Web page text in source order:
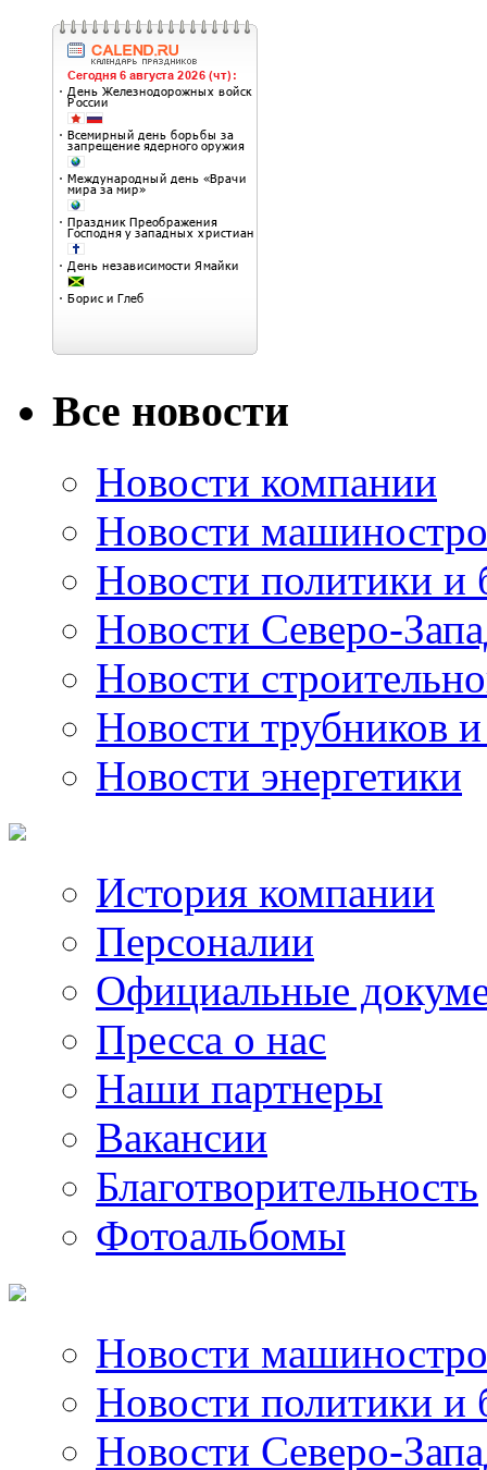
Все новости
Новости компании
Новости
Новости политики и
Новости Северо-
Новости
Новости трубников
Новости энергетики
История компании
Персоналии
Официальные
Пресса о нас
Наши партнеры
Вакансии
Благотворительность
Фотоальбомы
Новости
Новости политики и
Новости Северо-